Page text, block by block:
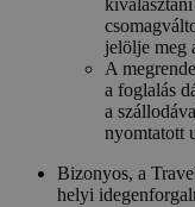
jelölje meg
A
a foglalás
a
nyomtatott
Bizonyos, a
helyi